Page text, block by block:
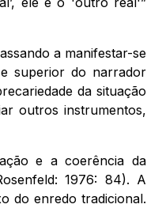
a manifestar-se
e superior do narrador
da situação
outros instrumentos,
e a coerência da
1976: 84). A
do enredo tradicional.